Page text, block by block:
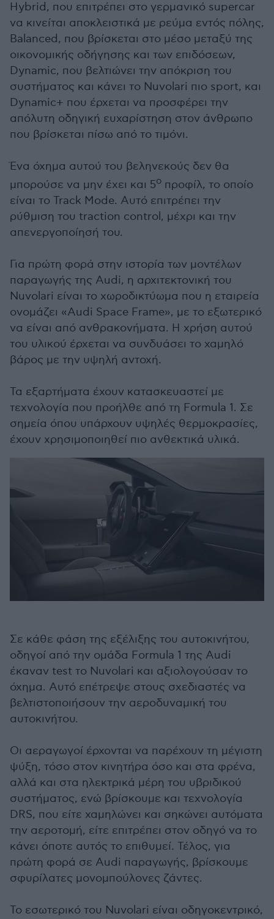
Hybrid, που επιτρέπει στο γερμανικό supercar
να κινείται αποκλειστικά με ρεύμα εντός πόλης,
Balanced, που βρίσκεται στο μέσο μεταξύ της
οικονομικής οδήγησης και των επιδόσεων,
Dynamic, που βελτιώνει την απόκριση του
συστήματος και κάνει το Nuvolari πιο sport, και
Dynamic+ που έρχεται να προσφέρει την
απόλυτη οδηγική ευχαρίστηση στον άνθρωπο
που βρίσκεται πίσω από το τιμόνι.
Ένα όχημα αυτού του βεληνεκούς δεν θα
μπορούσε να μην έχει και 5ο προφίλ, το οποίο
είναι το Track Mode. Αυτό επιτρέπει την
ρύθμιση του traction control, μέχρι και την
απενεργοποίησή του.
Για πρώτη φορά στην ιστορία των μοντέλων
παραγωγής της Audi, η αρχιτεκτονική του
Nuvolari είναι το χωροδικτύωμα που η εταιρεία
ονομάζει «Audi Space Frame», με το εξωτερικό
να είναι από ανθρακονήματα. Η χρήση αυτού
του υλικού έρχεται να συνδυάσει το χαμηλό
βάρος με την υψηλή αντοχή.
Τα εξαρτήματα έχουν κατασκευαστεί με
τεχνολογία που προήλθε από τη Formula 1. Σε
σημεία όπου υπάρχουν υψηλές θερμοκρασίες,
έχουν χρησιμοποιηθεί πιο ανθεκτικά υλικά.
Σε κάθε φάση της εξέλιξης του αυτοκινήτου,
οδηγοί από την ομάδα Formula 1 της Audi
έκαναν test το Nuvolari και αξιολογούσαν το
όχημα. Αυτό επέτρεψε στους σχεδιαστές να
βελτιστοποιήσουν την αεροδυναμική του
αυτοκινήτου.
Οι αεραγωγοί έρχονται να παρέχουν τη μέγιστη
ψύξη, τόσο στον κινητήρα όσο και στα φρένα,
αλλά και στα ηλεκτρικά μέρη του υβριδικού
συστήματος, ενώ βρίσκουμε και τεχνολογία
DRS, που είτε χαμηλώνει και σηκώνει αυτόματα
την αεροτομή, είτε επιτρέπει στον οδηγό να το
κάνει όποτε αυτός το επιθυμεί. Τέλος, για
πρώτη φορά σε Audi παραγωγής, βρίσκουμε
σφυρίλατες μονομπούλονες ζάντες.
Το εσωτερικό του Nuvolari είναι οδηγοκεντρικό,